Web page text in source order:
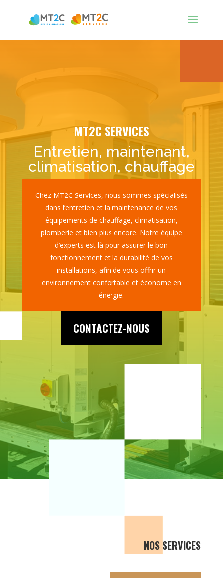
MT2C SERVICES
Entretien, maintenant,
climatisation, chauffage
Chez MT2C Services, nous sommes spécialisés
dans l’entretien et la maintenance de vos
équipements de chauffage, climatisation,
plomberie et bien plus encore. Notre équipe
d’experts est là pour assurer le bon
fonctionnement et la durabilité de vos
installations, afin de vous offrir un
environnement confortable et économe en
énergie.
CONTACTEZ-NOUS
NOS SERVICES